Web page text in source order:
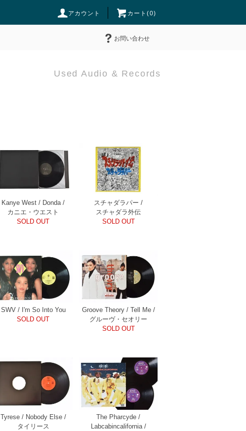
アカウント カート(0)
お問い合わせ
Used Audio & Records
Kanye West / Donda /
カニエ・ウエスト
SOLD OUT
スチャダラパー /
スチャダラ外伝
SOLD OUT
SWV / I'm So Into You
SOLD OUT
Groove Theory / Tell Me /
グルーヴ・セオリー
SOLD OUT
Tyrese / Nobody Else /
タイリース
The Pharcyde /
Labcabincalifornia /